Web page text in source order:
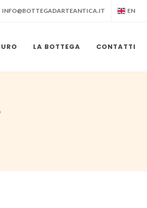
INFO@BOTTEGADARTEANTICA.IT EN
LA BOTTEGA CONTATTI